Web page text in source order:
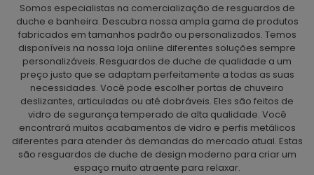
Somos especialistas na comercialização de resguardos de
duche e banheira. Descubra nossa ampla gama de produtos
fabricados em tamanhos padrão ou personalizados. Temos
disponíveis na nossa loja online diferentes soluções sempre
personalizáveis. Resguardos de duche de qualidade a um
preço justo que se adaptam perfeitamente a todas as suas
necessidades. Você pode escolher portas de chuveiro
deslizantes, articuladas ou até dobráveis. Eles são feitos de
vidro de segurança temperado de alta qualidade. Você
encontrará muitos acabamentos de vidro e perfis metálicos
diferentes para atender às demandas do mercado atual. Estas
são resguardos de duche de design moderno para criar um
espaço muito atraente para relaxar.